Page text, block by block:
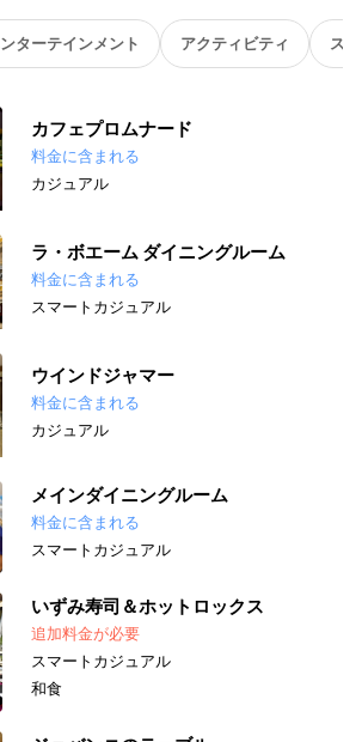
ターテインメント アクティビティ ス
カフェプロムナード
料金に含まれる
カジュアル
ラ・ボエーム ダイニングルーム
料金に含まれる
スマートカジュアル
ウインドジャマー
料金に含まれる
カジュアル
メインダイニングルーム
料金に含まれる
スマートカジュアル
いずみ寿司＆ホットロックス
追加料金が必要
スマートカジュアル
和食